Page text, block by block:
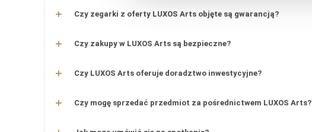
Czy zegarki z oferty LUXOS Arts objęte są gwarancją?
Czy zakupy w LUXOS Arts są bezpieczne?
Czy LUXOS Arts oferuje doradztwo inwestycyjne?
Czy mogę sprzedać przedmiot za pośrednictwem LUXOS Arts?